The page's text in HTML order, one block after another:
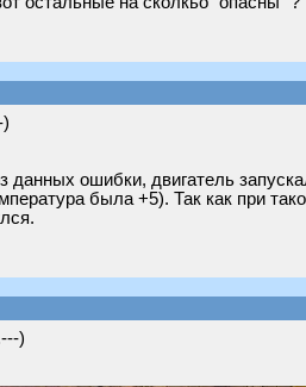
данных ошибки, двигатель
была +5). Так как при
)